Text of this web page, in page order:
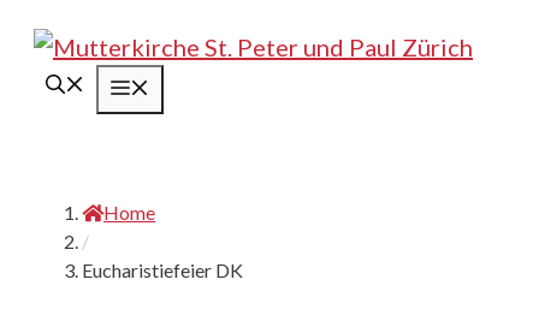
Springe
Inhalt
Home
/
Eucharistiefeier DK